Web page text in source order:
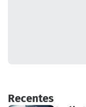
Recentes